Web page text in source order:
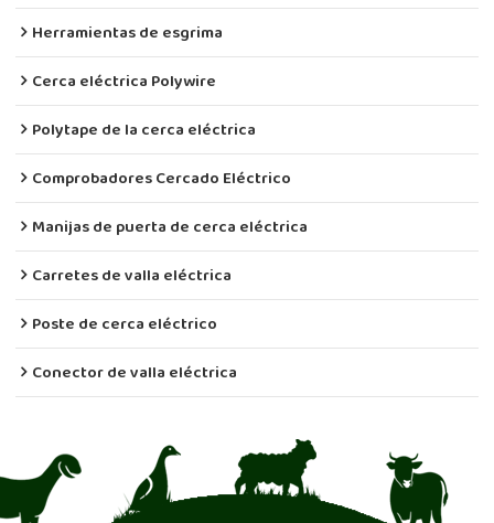
Herramientas de esgrima
Cerca eléctrica Polywire
Polytape de la cerca eléctrica
Comprobadores Cercado Eléctrico
Manijas de puerta de cerca eléctrica
Carretes de valla eléctrica
Poste de cerca eléctrico
Conector de valla eléctrica